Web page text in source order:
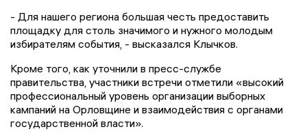
- Для нашего региона большая честь предоставить
площадку для столь значимого и нужного молодым
избирателям события, - высказался Клычков.
Кроме того, как уточнили в пресс-службе
правительства, участники встречи отметили «высокий
профессиональный уровень организации выборных
кампаний на Орловщине и взаимодействия с органами
государственной власти».